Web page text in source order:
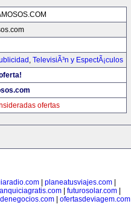
, TelevisiÃ³n y EspectÃ¡culos
ofertas
planeatusviajes.com
| futurosolar.com|
| ofertasdeviagem.com|